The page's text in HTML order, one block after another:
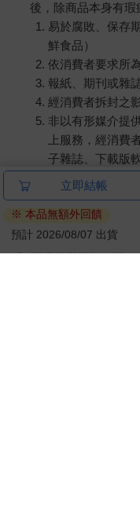
後，除商品本身有瑕
易於腐敗、保存
鮮食品）
依消費者要求所
報紙、期刊或雜
經消費者拆封之
非以有形媒介提
上服務，經消費
子雜誌、下載版
已拆封之個人衛
若非上列種類商品，
日）。
辦理退換貨時，商